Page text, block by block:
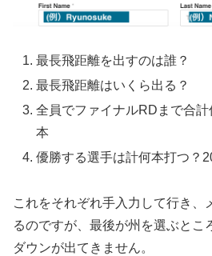
最長飛距離を出すのは誰？
最長飛距離はいくら出る？
全員でファイナルRDまで合
本
優勝する選手は計何本打つ？
これをそれぞれ手入力して行き、
るのですが、最後が州を選ぶとこ
ダウンが出てきません。